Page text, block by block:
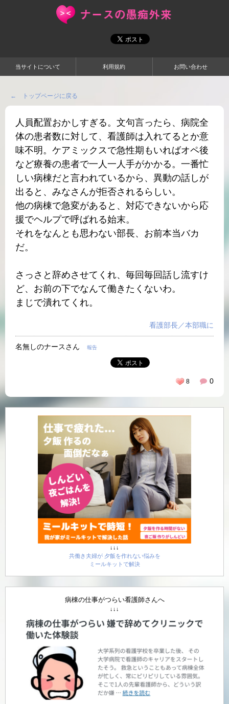
当サイトについて 利用規約 お問い合わせ
← トップページに戻る
人員配置おかしすぎる。文句言ったら、病院全
体の患者数に対して、看護師は入れてるとか意
味不明。ケアミックスで急性期もいればオペ後
など療養の患者で一人一人手がかかる。一番忙
しい病棟だと言われているから、異動の話しが
出ると、みなさんが拒否されるらしい。
他の病棟で急変があると、対応できないから応
援でヘルプで呼ばれる始末。
それをなんとも思わない部長、お前本当バカ
だ。
さっさと辞めさせてくれ、毎回毎回話し流すけ
ど、お前の下でなんて働きたくないわ。
まじで潰れてくれ。
看護部長／本部職に
名無しのナースさん 報告
0
8
↓↓↓
共働き夫婦が 夕飯を作れない悩みを
ミールキットで解決
病棟の仕事がつらい看護師さんへ
↓↓↓